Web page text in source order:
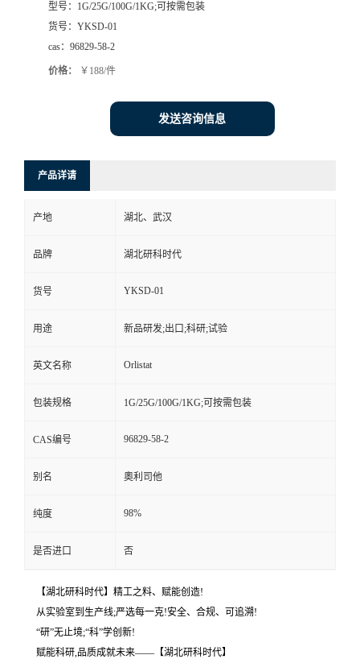
型号： 1G/25G/100G/1KG;可按需包装
货号： YKSD-01
cas： 96829-58-2
价格： ￥188/件
发送咨询信息
产品详请
产地 湖北、武汉
品牌 湖北研科时代
货号 YKSD-01
用途 新品研发;出口;科研;试验
英文名称 Orlistat
包装规格 1G/25G/100G/1KG;可按需包装
CAS编号 96829-58-2
别名 奧利司他
纯度 98%
是否进口 否
【湖北研科时代】精工之料、赋能创造!
从实验室到生产线;严选每一克!安全、合规、可追溯!
“研”无止境;“科”学创新!
赋能科研,品质成就未来——【湖北研科时代】